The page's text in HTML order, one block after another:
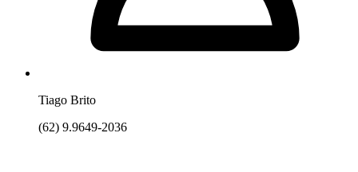
Tiago Brito
(62) 9.9649-2036